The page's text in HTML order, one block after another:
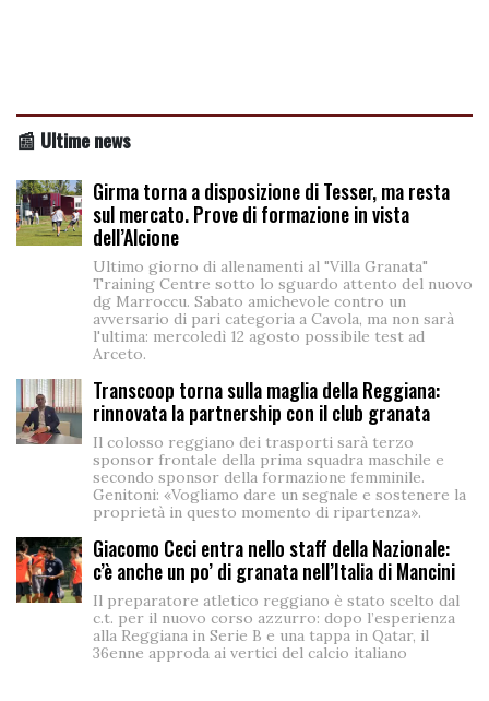
📰 Ultime news
Girma torna a disposizione di Tesser, ma resta
sul mercato. Prove di formazione in vista
dell’Alcione
Ultimo giorno di allenamenti al "Villa Granata"
Training Centre sotto lo sguardo attento del nuovo
dg Marroccu. Sabato amichevole contro un
avversario di pari categoria a Cavola, ma non sarà
l'ultima: mercoledì 12 agosto possibile test ad
Arceto.
Transcoop torna sulla maglia della Reggiana:
rinnovata la partnership con il club granata
Il colosso reggiano dei trasporti sarà terzo
sponsor frontale della prima squadra maschile e
secondo sponsor della formazione femminile.
Genitoni: «Vogliamo dare un segnale e sostenere la
proprietà in questo momento di ripartenza».
Giacomo Ceci entra nello staff della Nazionale:
c’è anche un po’ di granata nell’Italia di Mancini
Il preparatore atletico reggiano è stato scelto dal
c.t. per il nuovo corso azzurro: dopo l’esperienza
alla Reggiana in Serie B e una tappa in Qatar, il
36enne approda ai vertici del calcio italiano